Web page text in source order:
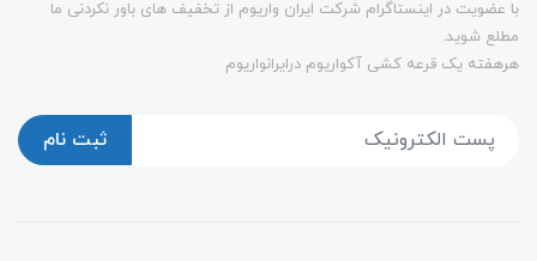
با عضویت در اینستاگرام شرکت ایران واریوم از تخفیف های باور نکردنی ما
مطلع شوید.
هرهفته یک قرعه کشی آکواریوم درایرانواریوم
ثبت نام